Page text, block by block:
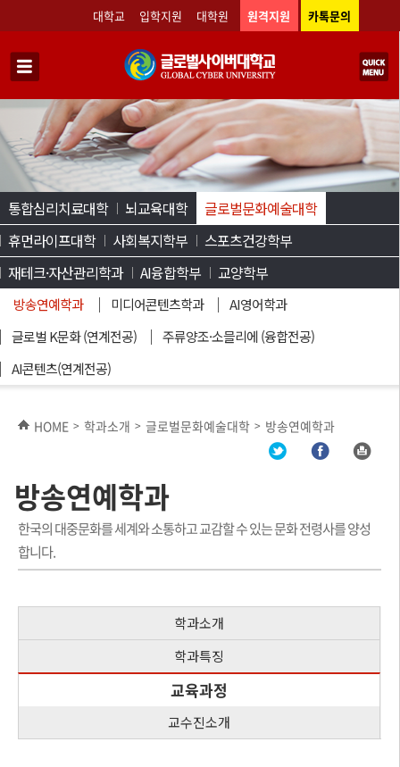
대학교 입학지원 대학원 원격지원 카톡문의
통합심리치료대학 뇌교육대학 글로벌문화예술대학
방송연예학과 미디어콘텐츠학과
AI영어학과
글로벌 K문화 (연계전공)
주류양조·소믈리에 (융합전공)
AI콘텐츠(연계전공)
휴먼라이프대학 사회복지학부
스포츠건강학부
재테크·자산관리학과
AI융합학부 교양학부
HOME > 학과소개 > 글로벌문화예술대학 > 방송연예학과
방송연예학과
한국의 대중문화를 세계와 소통하고 교감할 수 있는 문화 전령사를 양성
합니다.
학과소개
학과특징
교육과정
교수진소개